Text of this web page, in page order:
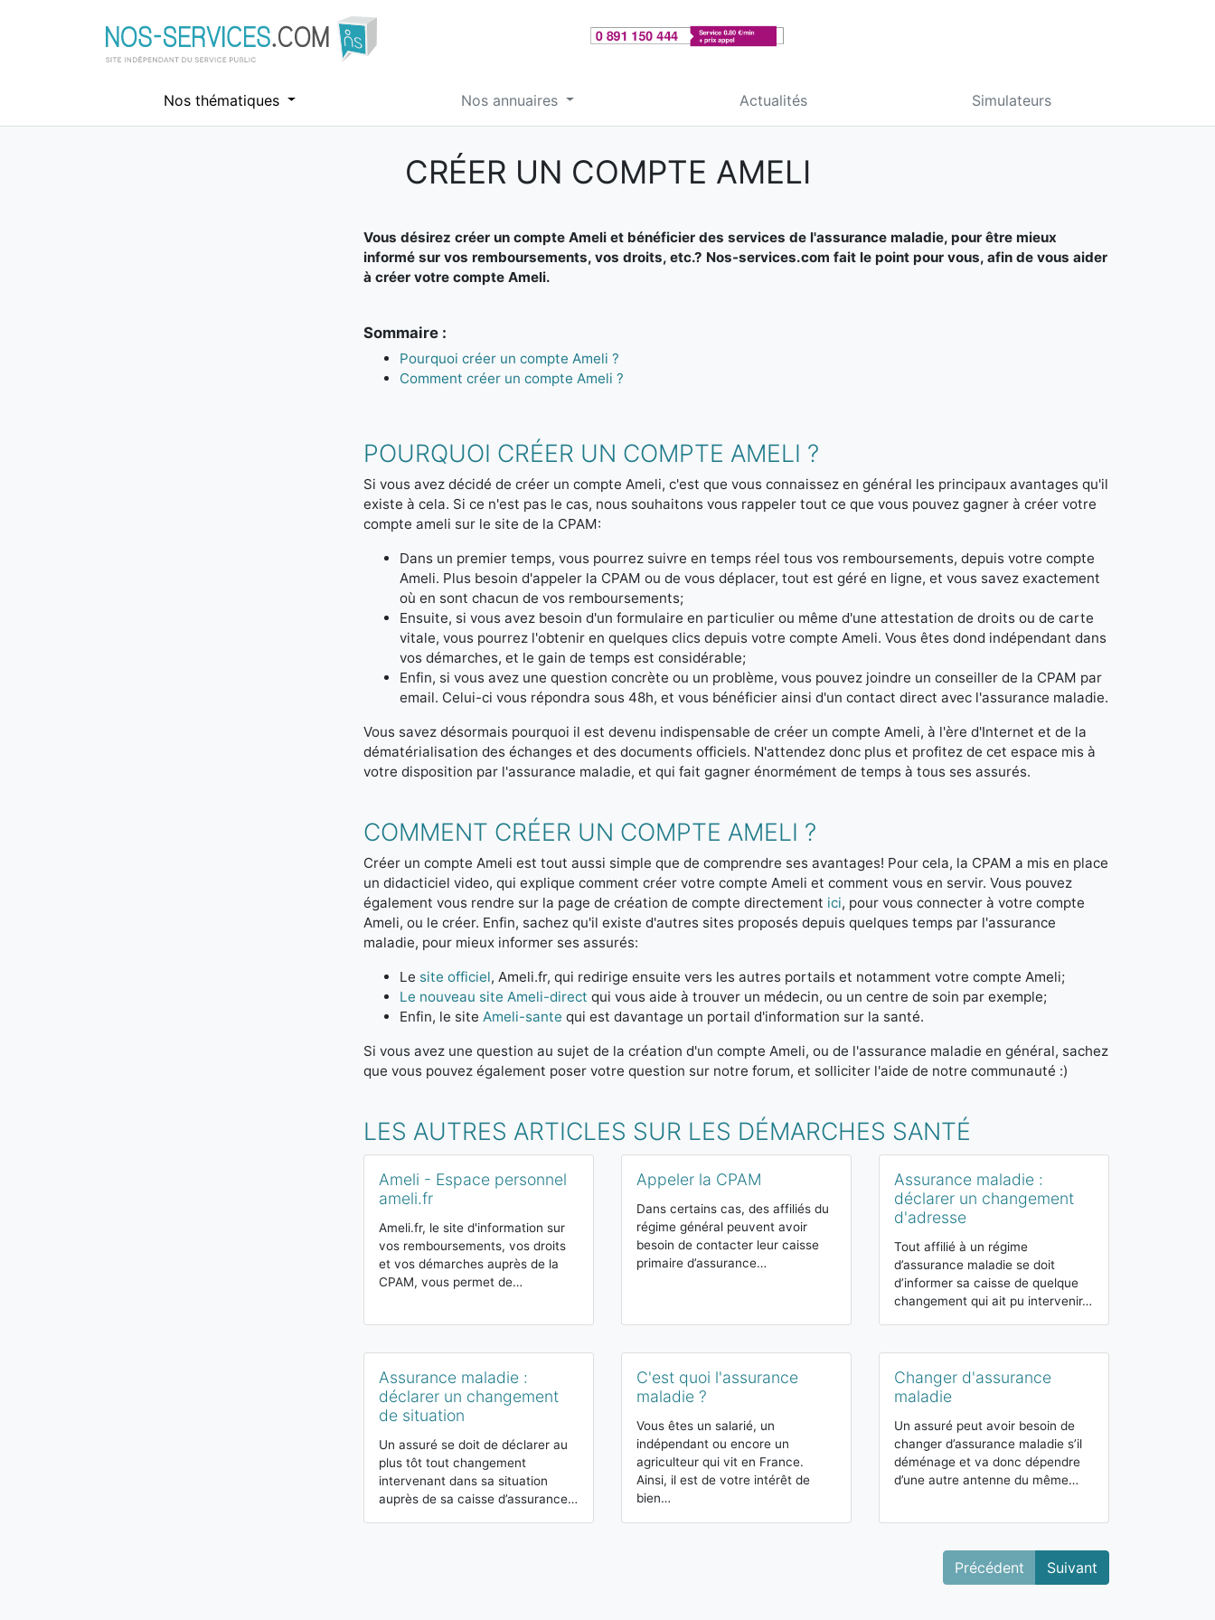
Nos thématiques Nos annuaires Actualités Simulateurs
CRÉER UN COMPTE AMELI
Vous désirez créer un compte Ameli et bénéficier des services de l'assurance maladie, pour être mieux
informé sur vos remboursements, vos droits, etc.? Nos-services.com fait le point pour vous, afin de vous aider
à créer votre compte Ameli.
Sommaire :
Pourquoi créer un compte Ameli ?
Comment créer un compte Ameli ?
POURQUOI CRÉER UN COMPTE AMELI ?
Si vous avez décidé de créer un compte Ameli, c'est que vous connaissez en général les principaux avantages qu'il
existe à cela. Si ce n'est pas le cas, nous souhaitons vous rappeler tout ce que vous pouvez gagner à créer votre
compte ameli sur le site de la CPAM:
Dans un premier temps, vous pourrez suivre en temps réel tous vos remboursements, depuis votre compte
Ameli. Plus besoin d'appeler la CPAM ou de vous déplacer, tout est géré en ligne, et vous savez exactement
où en sont chacun de vos remboursements;
Ensuite, si vous avez besoin d'un formulaire en particulier ou même d'une attestation de droits ou de carte
vitale, vous pourrez l'obtenir en quelques clics depuis votre compte Ameli. Vous êtes dond indépendant dans
vos démarches, et le gain de temps est considérable;
Enfin, si vous avez une question concrète ou un problème, vous pouvez joindre un conseiller de la CPAM par
email. Celui-ci vous répondra sous 48h, et vous bénéficier ainsi d'un contact direct avec l'assurance maladie.
Vous savez désormais pourquoi il est devenu indispensable de créer un compte Ameli, à l'ère d'Internet et de la
dématérialisation des échanges et des documents officiels. N'attendez donc plus et profitez de cet espace mis à
votre disposition par l'assurance maladie, et qui fait gagner énormément de temps à tous ses assurés.
COMMENT CRÉER UN COMPTE AMELI ?
Créer un compte Ameli est tout aussi simple que de comprendre ses avantages! Pour cela, la CPAM a mis en place
un didacticiel video, qui explique comment créer votre compte Ameli et comment vous en servir. Vous pouvez
également vous rendre sur la page de création de compte directement ici, pour vous connecter à votre compte
Ameli, ou le créer. Enfin, sachez qu'il existe d'autres sites proposés depuis quelques temps par l'assurance
maladie, pour mieux informer ses assurés:
Le site officiel, Ameli.fr, qui redirige ensuite vers les autres portails et notamment votre compte Ameli;
Le nouveau site Ameli-direct qui vous aide à trouver un médecin, ou un centre de soin par exemple;
Enfin, le site Ameli-sante qui est davantage un portail d'information sur la santé.
Si vous avez une question au sujet de la création d'un compte Ameli, ou de l'assurance maladie en général, sachez
que vous pouvez également poser votre question sur notre forum, et solliciter l'aide de notre communauté :)
LES AUTRES ARTICLES SUR LES DÉMARCHES SANTÉ
Ameli - Espace personnel
ameli.fr
Ameli.fr, le site d'information sur
vos remboursements, vos droits
et vos démarches auprès de la
CPAM, vous permet de…
Appeler la CPAM
Dans certains cas, des affiliés du
régime général peuvent avoir
besoin de contacter leur caisse
primaire d’assurance…
Assurance maladie :
déclarer un changement
d'adresse
Tout affilié à un régime
d’assurance maladie se doit
d’informer sa caisse de quelque
changement qui ait pu intervenir…
Assurance maladie :
déclarer un changement
de situation
Un assuré se doit de déclarer au
plus tôt tout changement
intervenant dans sa situation
auprès de sa caisse d’assurance…
C'est quoi l'assurance
maladie ?
Vous êtes un salarié, un
indépendant ou encore un
agriculteur qui vit en France.
Ainsi, il est de votre intérêt de
bien…
Changer d'assurance
maladie
Un assuré peut avoir besoin de
changer d’assurance maladie s’il
déménage et va donc dépendre
d’une autre antenne du même…
Précédent Suivant